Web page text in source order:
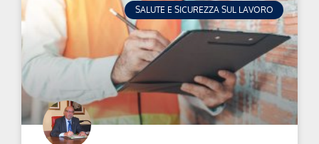
SALUTE E SICUREZZA SUL LAVORO